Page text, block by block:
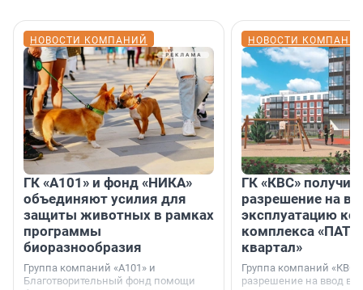
НОВОСТИ КОМПАНИЙ
ГК «А101» и фонд «НИКА»
объединяют усилия для
защиты животных в рамках
программы
биоразнообразия
Группа компаний «А101» и
Благотворительный фонд помощи
НОВОСТИ
ГК «КВС»
разрешение на
эксплуатацию
комплекса
квартал»
Группа компаний
разрешение на ввод в